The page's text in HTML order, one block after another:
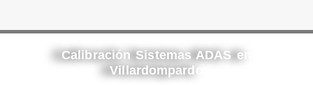
Calibración Sistemas ADAS en
Villardompardo